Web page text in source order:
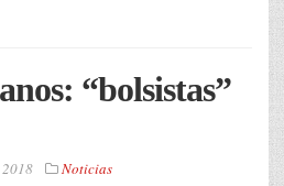
“bolsistas”
Noticias